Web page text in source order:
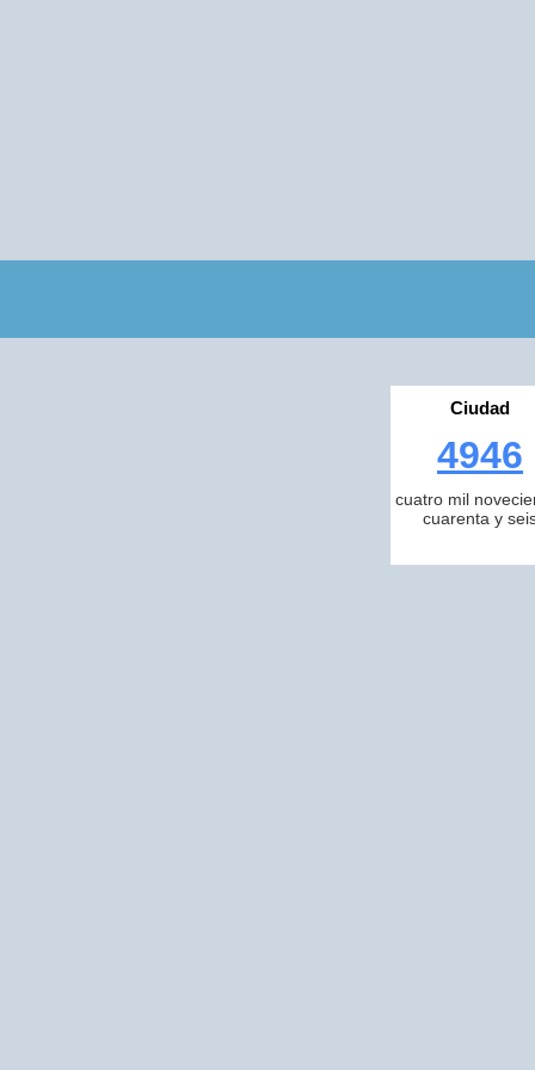
Ciudad
4946
cuatro mil
cuarenta y